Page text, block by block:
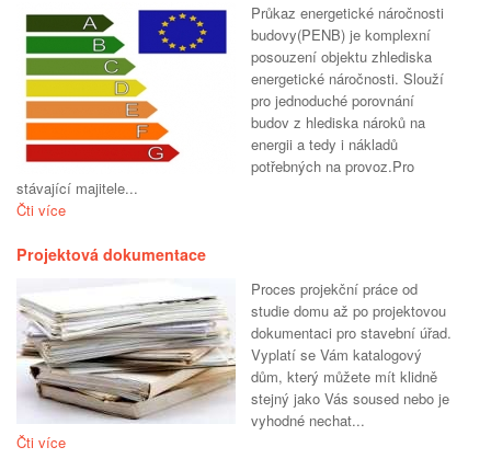
Průkaz energetické náročnosti
budovy(PENB) je komplexní
posouzení objektu zhlediska
energetické náročnosti. Slouží
pro jednoduché porovnání
budov z hlediska nároků na
energii a tedy i nákladů
potřebných na provoz.Pro
stávající majitele...
Čti více
Projektová dokumentace
Proces projekční práce od
studie domu až po projektovou
dokumentaci pro stavební úřad.
Vyplatí se Vám katalogový
dům, který můžete mít klidně
stejný jako Vás soused nebo je
vyhodné nechat...
Čti více